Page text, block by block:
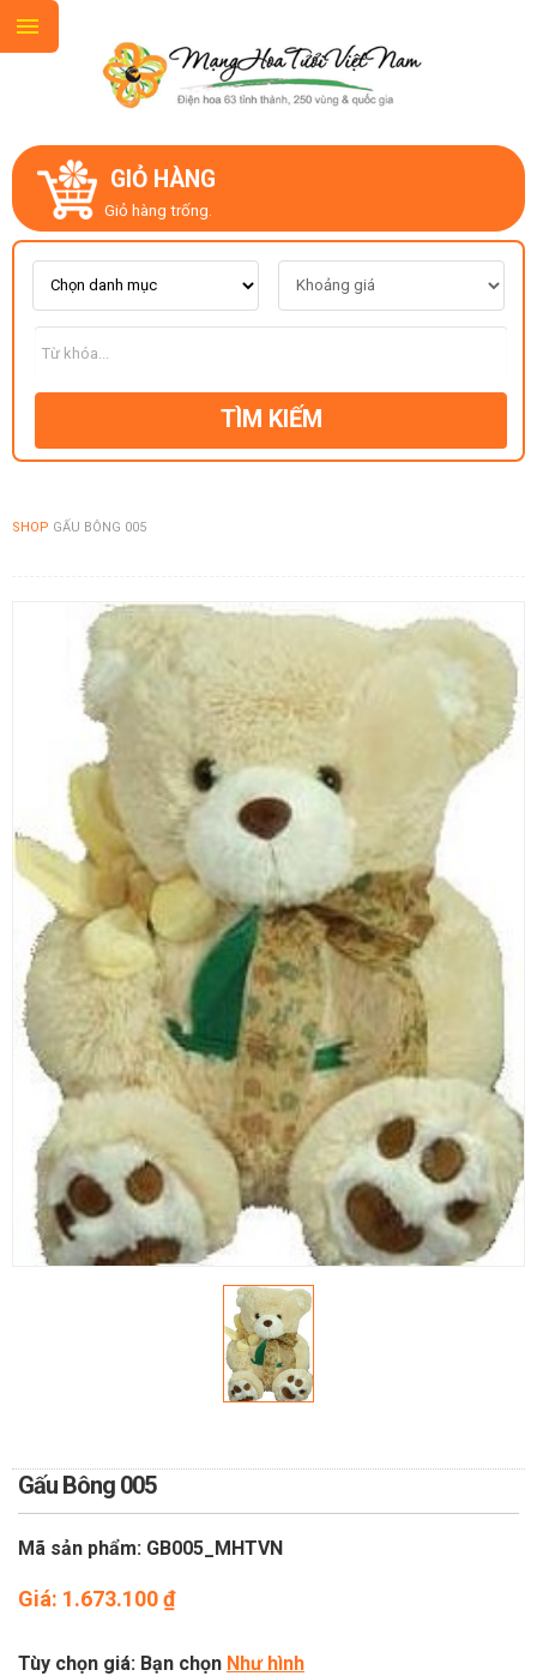
GIỎ HÀNG
Giỏ hàng trống.
TÌM KIẾM
SHOP GẤU BÔNG 005
Gấu Bông 005
Mã sản phẩm: GB005_MHTVN
Giá: 1.673.100₫
Tùy chọn giá: Bạn chọn Như hình
GIỚI THIỆU
LIÊN HỆ
MẪU HOA MỚI
CHỦ ĐỀ
MÀU SẮC
HOA CƯỚI
QUÀ TẶNG
QUÀ TẾT 2026
HƯỚNG DẪN MUA HÀNG
DỊCH VỤ GỬI ĐIỆN HOA VỀ
VIỆT NAM
PHƯƠNG THỨC THANH
TOÁN
DỊCH VỤ ĐIỆN HOA TRỰC
TUYẾN TẠI HÀ NỘI